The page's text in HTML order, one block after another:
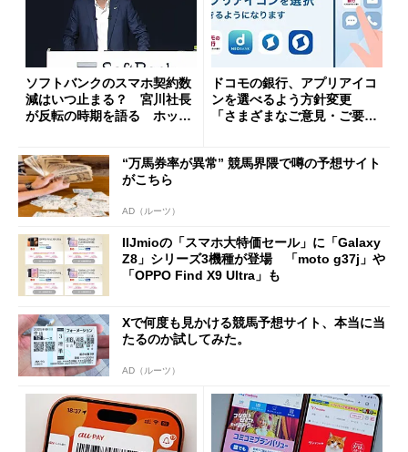
ソフトバンクのスマホ契約数
減はいつ止まる？ 宮川社長
が反転の時期を語る ホッピ
ドコモの銀行、アプリアイコ
ンを選べるよう方針変更
「さまざまなご意見・ご要望
“万馬券率が異常” 競馬界隈で噂の予想サイト
がこちら
AD（ルーツ）
IIJmioの「スマホ大特価セール」に「Galaxy
Z8」シリーズ3機種が登場 「moto g37j」や
「OPPO Find X9 Ultra」も
Xで何度も見かける競馬予想サイト、本当に当
たるのか試してみた。
AD（ルーツ）